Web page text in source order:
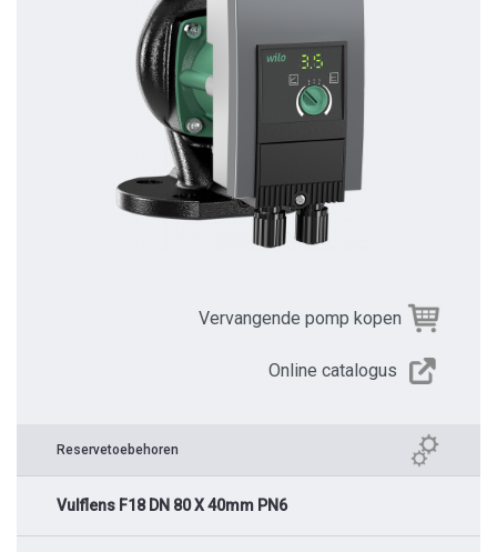
Vervangende pomp kopen
Online catalogus
Reservetoebehoren
Vulflens F18 DN 80 X 40mm PN6